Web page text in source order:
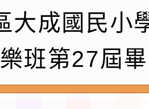
（防空）演習－
年金融知識線上
學年度第1學
招考代課鐘點教
再辦理後續甄選)
「桃園市115學年
大成國民小
樂班第27屆